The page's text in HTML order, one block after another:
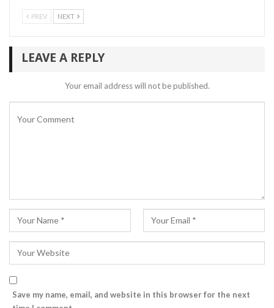
PREV NEXT
LEAVE A REPLY
Your email address will not be published.
Save my name, email, and website in this browser for the next